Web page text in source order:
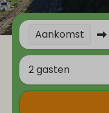
Aankomst
2 gasten